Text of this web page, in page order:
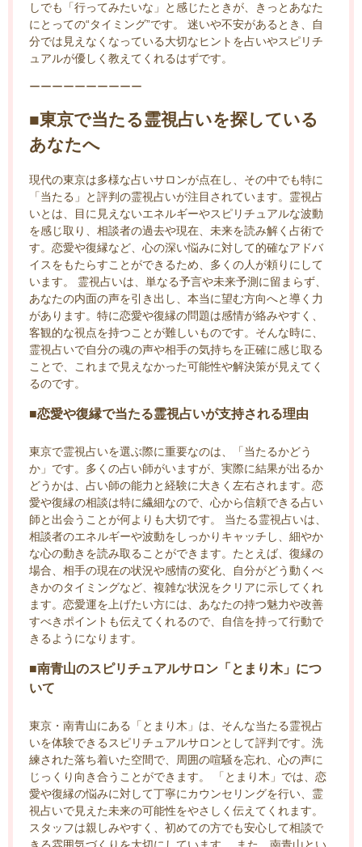
しでも「行ってみたいな」と感じたときが、きっとあなた
にとっての“タイミング”です。 迷いや不安があるとき、自
分では見えなくなっている大切なヒントを占いやスピリチ
ュアルが優しく教えてくれるはずです。
ーーーーーーーーーー
■東京で当たる霊視占いを探している
あなたへ
現代の東京は多様な占いサロンが点在し、その中でも特に
「当たる」と評判の霊視占いが注目されています。霊視占
いとは、目に見えないエネルギーやスピリチュアルな波動
を感じ取り、相談者の過去や現在、未来を読み解く占術で
す。恋愛や復縁など、心の深い悩みに対して的確なアドバ
イスをもたらすことができるため、多くの人が頼りにして
います。 霊視占いは、単なる予言や未来予測に留まらず、
あなたの内面の声を引き出し、本当に望む方向へと導く力
があります。特に恋愛や復縁の問題は感情が絡みやすく、
客観的な視点を持つことが難しいものです。そんな時に、
霊視占いで自分の魂の声や相手の気持ちを正確に感じ取る
ことで、これまで見えなかった可能性や解決策が見えてく
るのです。
■恋愛や復縁で当たる霊視占いが支持される理由
東京で霊視占いを選ぶ際に重要なのは、「当たるかどう
か」です。多くの占い師がいますが、実際に結果が出るか
どうかは、占い師の能力と経験に大きく左右されます。恋
愛や復縁の相談は特に繊細なので、心から信頼できる占い
師と出会うことが何よりも大切です。 当たる霊視占いは、
相談者のエネルギーや波動をしっかりキャッチし、細やか
な心の動きを読み取ることができます。たとえば、復縁の
場合、相手の現在の状況や感情の変化、自分がどう動くべ
きかのタイミングなど、複雑な状況をクリアに示してくれ
ます。恋愛運を上げたい方には、あなたの持つ魅力や改善
すべきポイントも伝えてくれるので、自信を持って行動で
きるようになります。
■南青山のスピリチュアルサロン「とまり木」につ
いて
東京・南青山にある「とまり木」は、そんな当たる霊視占
いを体験できるスピリチュアルサロンとして評判です。洗
練された落ち着いた空間で、周囲の喧騒を忘れ、心の声に
じっくり向き合うことができます。 「とまり木」では、恋
愛や復縁の悩みに対して丁寧にカウンセリングを行い、霊
視占いで見えた未来の可能性をやさしく伝えてくれます。
スタッフは親しみやすく、初めての方でも安心して相談で